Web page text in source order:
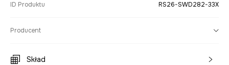
ID Produktu RS26-SWD282-33X
Producent
Skład